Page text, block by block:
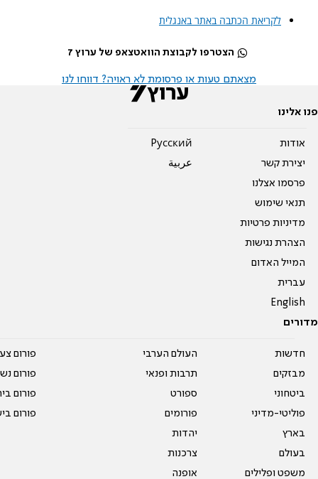
לקריאת הכתבה באתר באנגלית
הצטרפו לקבוצת הוואטצאפ של ערוץ 7
מצאתם טעות או פרסומת לא ראויה? דווחו לנו
פנו אלינו
אודות
יצירת קשר
פרסמו אצלנו
תנאי שימוש
מדיניות פרטיות
הצהרת נגישות
המייל האדום
עברית
English
Pусский
عربية
מדורים
חדשות
מבזקים
ביטחוני
פוליטי-מדיני
בארץ
בעולם
משפט ופלילים
העולם הערבי
תרבות ופנאי
ספורט
פורומים
יהדות
צרכנות
אופנה
פורום
פורום
פורום
פורום